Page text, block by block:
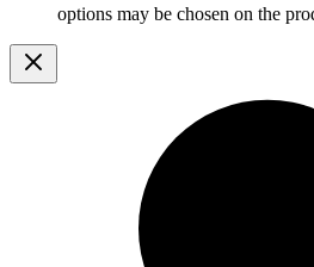
options may be chosen on the